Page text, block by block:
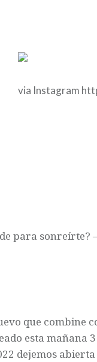
via Instagram
para sonreírte?
que combine
esta mañana
dejemos